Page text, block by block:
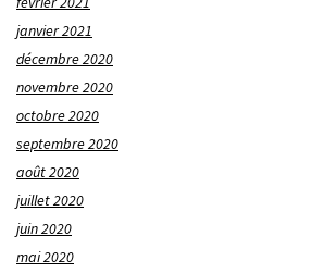
janvier 2021
décembre 2020
novembre 2020
octobre 2020
septembre 2020
août 2020
juillet 2020
juin 2020
mai 2020